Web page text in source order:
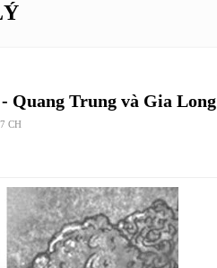
Quang Trung và Gia Long
CH